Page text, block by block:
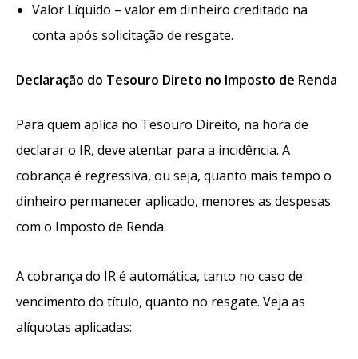
Valor Líquido – valor em dinheiro creditado na
conta após solicitação de resgate.
Declaração do Tesouro Direto no Imposto de Renda
Para quem aplica no Tesouro Direito, na hora de
declarar o IR, deve atentar para a incidência. A
cobrança é regressiva, ou seja, quanto mais tempo o
dinheiro permanecer aplicado, menores as despesas
com o Imposto de Renda.
A cobrança do IR é automática, tanto no caso de
vencimento do título, quanto no resgate. Veja as
alíquotas aplicadas: